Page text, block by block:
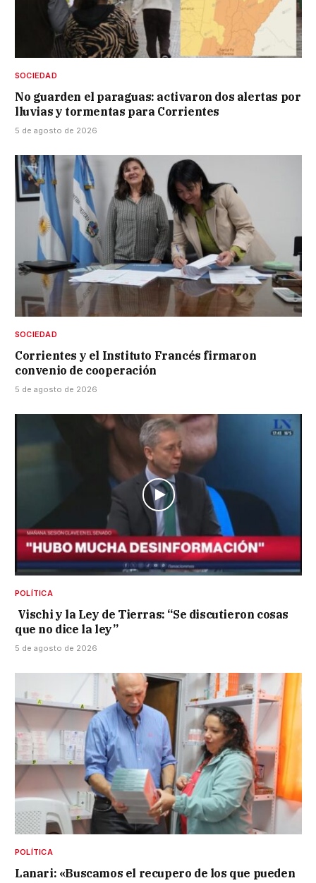
SOCIEDAD
No guarden el paraguas: activaron dos alertas por
lluvias y tormentas para Corrientes
5 de agosto de 2026
SOCIEDAD
Corrientes y el Instituto Francés firmaron
convenio de cooperación
5 de agosto de 2026
POLÍTICA
Vischi y la Ley de Tierras: “Se discutieron cosas
que no dice la ley”
5 de agosto de 2026
POLÍTICA
Lanari: «Buscamos el recupero de los que pueden